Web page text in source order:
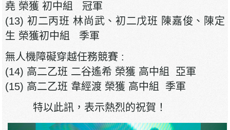
堯 榮獲 初中組 冠軍
(13) 初二丙班 林尚武、初二戊班 陳嘉俊、陳定
生 榮獲初中組 季軍
無人機障礙穿越任務競賽 :
(14) 高二乙班 二谷遙希 榮獲 高中組 亞軍
(15) 高二乙班 韋經渡 榮獲 高中組 季軍
特以此訊，表示熱烈的祝賀！